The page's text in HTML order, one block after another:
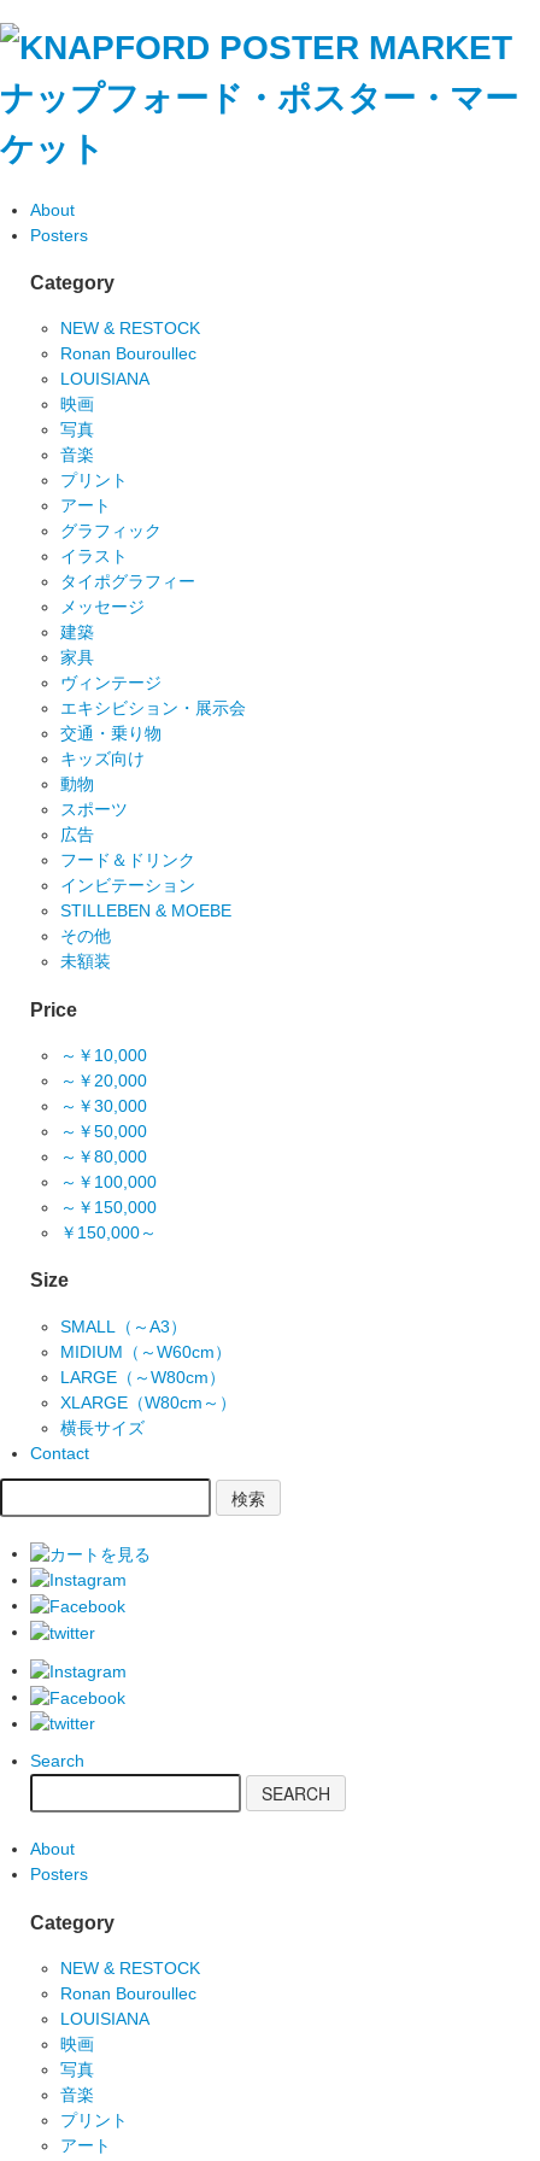
ナップフォード・ポスター・マー
ケット
About
Posters
Category
NEW & RESTOCK
Ronan Bouroullec
LOUISIANA
映画
写真
音楽
プリント
アート
グラフィック
イラスト
タイポグラフィー
メッセージ
建築
家具
ヴィンテージ
エキシビション・展示会
交通・乗り物
キッズ向け
動物
スポーツ
広告
フード＆ドリンク
インビテーション
STILLEBEN & MOEBE
その他
未額装
Price
～￥10,000
～￥20,000
～￥30,000
～￥50,000
～￥80,000
～￥100,000
～￥150,000
￥150,000～
Size
SMALL（～A3）
MIDIUM（～W60cm）
LARGE（～W80cm）
XLARGE（W80cm～）
横長サイズ
Contact
Search
About
Posters
Category
NEW & RESTOCK
Ronan Bouroullec
LOUISIANA
映画
写真
音楽
プリント
アート